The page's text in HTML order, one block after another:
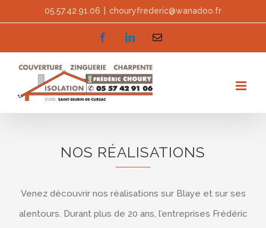
content
05.57.42.91.06 chouryfrederic@wanadoo.fr
facebooklinkedinEmail
NOS RÉALISATIONS
Venez découvrir nos réalisations sur Blaye et sur ses
alentours. Durant plus de 20 ans, l’entreprises Frédéric